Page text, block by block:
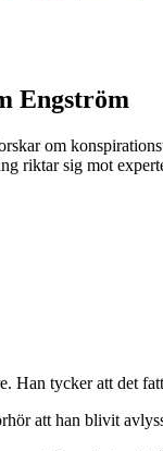
Engström
om
riktar sig mot
tycker att det
att han blivit